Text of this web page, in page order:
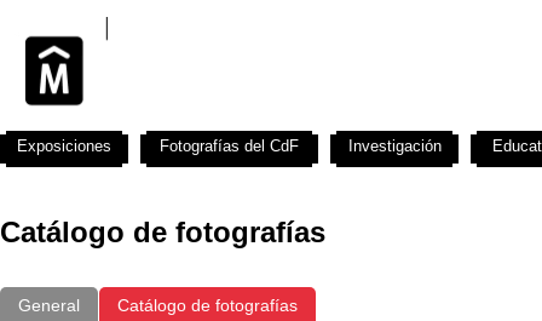
Catálogo de fotografías
General Catálogo de fotografías
Exposiciones Fotografías del CdF Investigación